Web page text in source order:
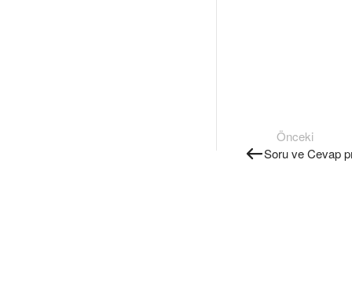
Önceki
Soru ve Cevap